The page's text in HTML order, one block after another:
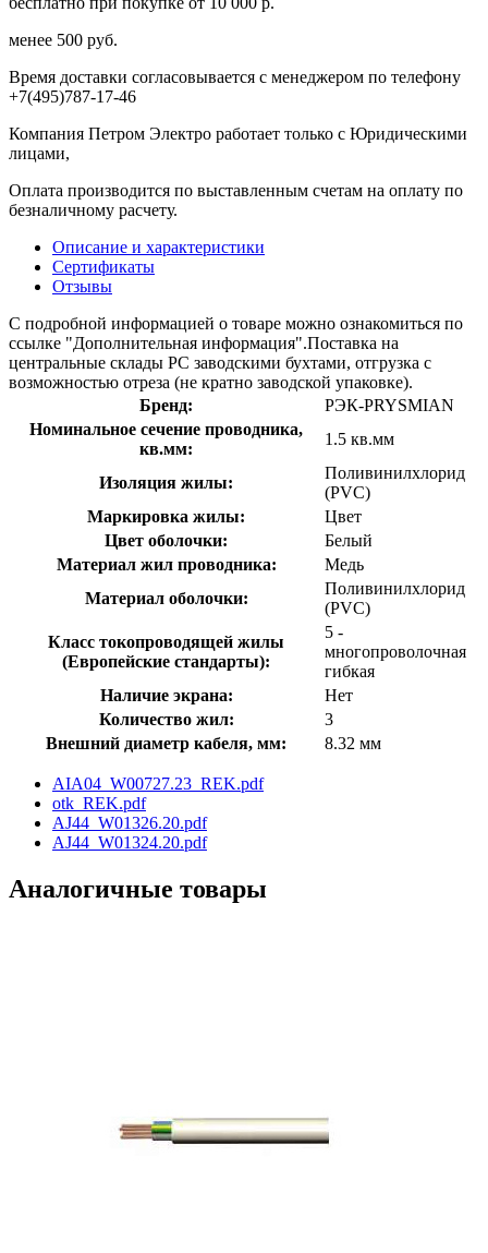
менее 500 руб.
Время доставки согласовывается с менеджером по телефону
+7(495)787-17-46
Компания Петром Электро работает только с Юридическими
лицами,
Оплата производится по выставленным счетам на оплату по
безналичному расчету.
Описание и характеристики
Сертификаты
Отзывы
С подробной информацией о товаре можно ознакомиться по
ссылке "Дополнительная информация".Поставка на
центральные склады РС заводскими бухтами, отгрузка с
возможностью отреза (не кратно заводской упаковке).
Бренд:
РЭК-PRYSMIAN
Номинальное сечение проводника,
кв.мм:
1.5 кв.мм
Изоляция жилы:
Поливинилхлорид
(PVC)
Маркировка жилы:
Цвет
Цвет оболочки:
Белый
Материал жил проводника:
Медь
Материал оболочки:
Поливинилхлорид
(PVC)
Класс токопроводящей жилы
(Европейские стандарты):
5 -
многопроволочная
гибкая
Наличие экрана:
Нет
Количество жил:
3
Внешний диаметр кабеля, мм:
8.32 мм
AIA04_W00727.23_REK.pdf
otk_REK.pdf
AJ44_W01326.20.pdf
AJ44_W01324.20.pdf
Аналогичные товары